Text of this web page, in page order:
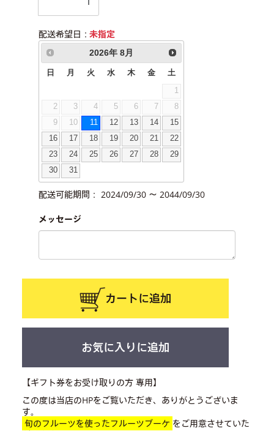
配送希望日：未指定
2026年 8月
日 月 火 水 木 金 土
1
2
3 4 5 6 7
8
9
10 11 12 13 14
15
16
17 18 19 20 21
22
23
24 25 26 27 28
29
30
31
配送可能期間： 2024/09/30 ～ 2044/09/30
メッセージ
カートに追加
お気に入りに追加
【ギフト券をお受け取りの方 専用】
この度は当店のHPをご覧いただき、ありがとうございま
す。
旬のフルーツを使ったフルーツブーケ をご用意させていた